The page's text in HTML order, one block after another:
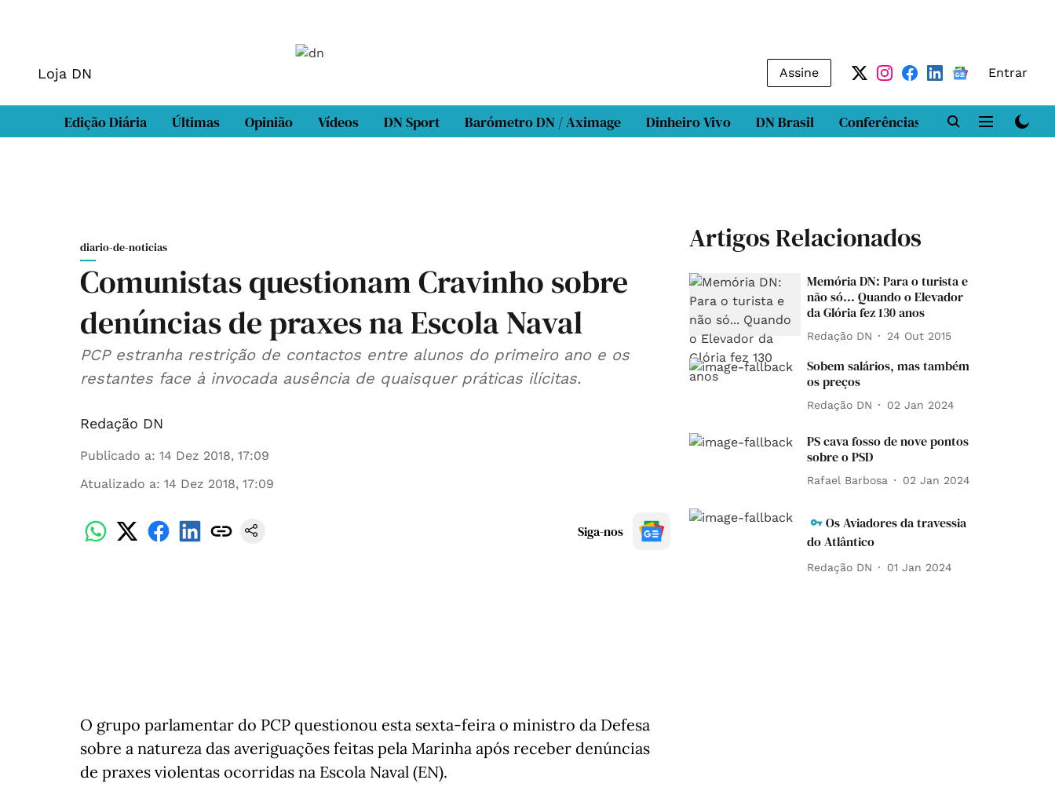
Loja DN Assine Entrar
Edição Diária Últimas Opinião Vídeos DN Sport Barómetro DN / Aximage Dinheiro Vivo DN Brasil Conferências DN LAB
diario-de-noticias
Comunistas questionam Cravinho sobre
denúncias de praxes na Escola Naval
PCP estranha restrição de contactos entre alunos do primeiro ano e os
restantes face à invocada ausência de quaisquer práticas ilícitas.
Redação DN
Publicado a: 14 Dez 2018, 17:09
Atualizado a: 14 Dez 2018, 17:09
Siga-nos
O grupo parlamentar do PCP questionou esta sexta-feira o ministro da Defesa
sobre a natureza das averiguações feitas pela Marinha após receber denúncias
de praxes violentas ocorridas na Escola Naval (EN).
Artigos Relacionados
Memória DN: Para o turista e
não só... Quando o Elevador
da Glória fez 130 anos
Redação DN 24 Out 2015
Sobem salários, mas também
os preços
Redação DN 02 Jan 2024
PS cava fosso de nove pontos
sobre o PSD
Rafael Barbosa 02 Jan 2024
Os Aviadores da travessia
do Atlântico
Redação DN 01 Jan 2024